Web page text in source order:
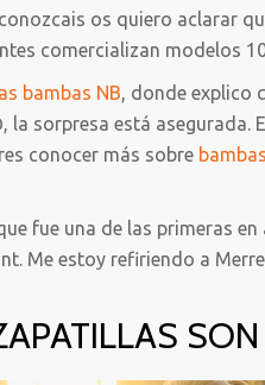
os quiero aclarar
comercializan modelos
bambas NB, donde explico
la sorpresa está asegurada.
conocer más sobre
fue una de las primeras
Me estoy refiriendo a